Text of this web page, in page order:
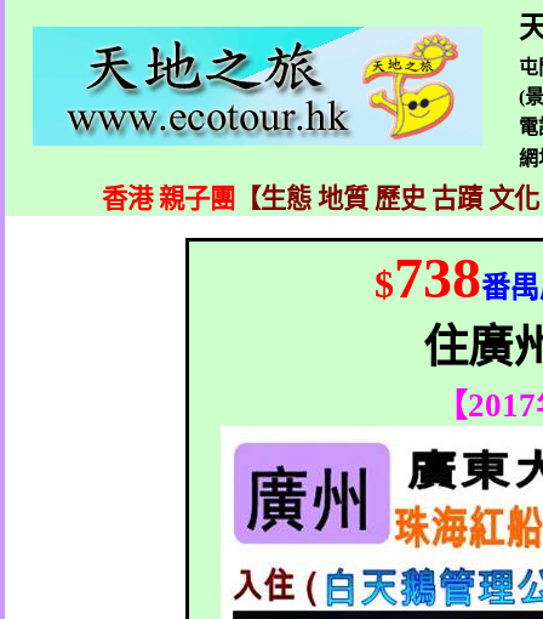
屯
(
電
香港 親子團 【生態 地質 歷史 古蹟 文
$738番禺
住廣
【2017